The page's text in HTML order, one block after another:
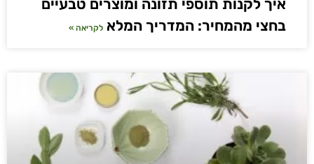
איך לקנות תוספי תזונה ומוצרים טבעיים
בחצי מהמחיר: המדריך המלא לקריאה »